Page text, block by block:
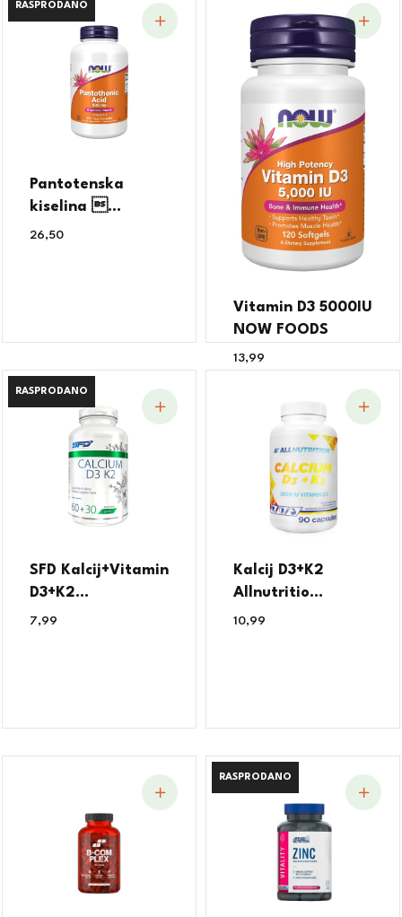
RASPRODANO
RASPRODANO
Pantotenska
kiselina ...
26,50
Vitamin D3 5000IU
NOW FOODS
13,99
RASPRODANO
RASPRODANO
SFD Kalcij+Vitamin
D3+K2...
7,99
Kalcij D3+K2
Allnutritio...
10,99
RASPRODANO
RASPRODANO